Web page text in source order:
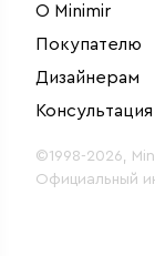
О Minimir
Покупателю
Дизайнерам
©1998-2026,
Официальный